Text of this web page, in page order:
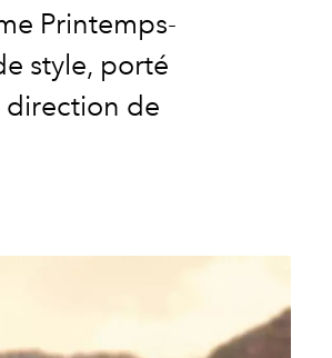
Printemps-
style, porté
direction de